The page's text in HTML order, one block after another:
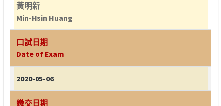
黃明新
Min-Hsin Huang
口試日期
Date of Exam
2020-05-06
繳交日期